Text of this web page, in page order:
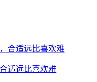
适远比喜欢难